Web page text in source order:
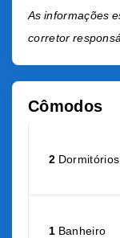
As informações
corretor
Cômodos
2 Dormitórios
1 Banheiro